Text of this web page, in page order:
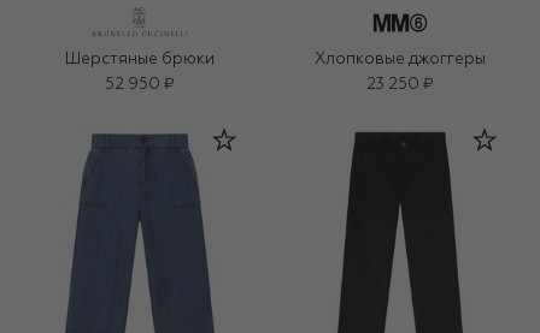
Шерстяные брюки
52 950 ₽
Хлопковые джоггеры
23 250 ₽